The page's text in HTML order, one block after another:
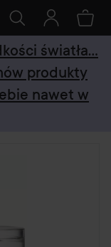
światła...
produkty
nawet w